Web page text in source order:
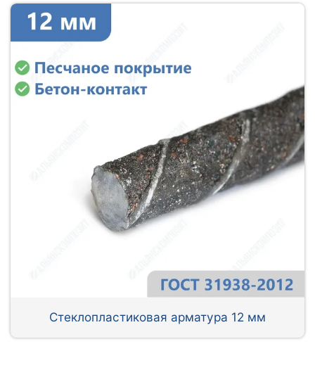
Стеклопластиковая арматура 12 мм